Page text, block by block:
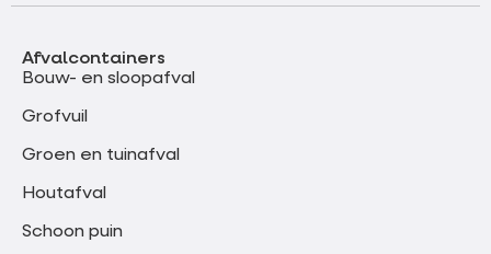
Afvalcontainers
Bouw- en sloopafval
Grofvuil
Groen en tuinafval
Houtafval
Schoon puin